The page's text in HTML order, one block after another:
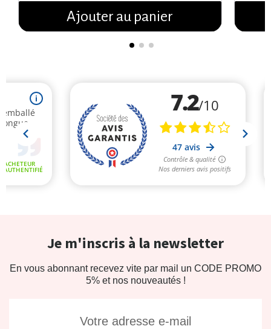
Ajouter au panier
Je m'inscris à la newsletter
En vous abonnant recevez vite par mail un CODE PROMO
5% et nos nouveautés !